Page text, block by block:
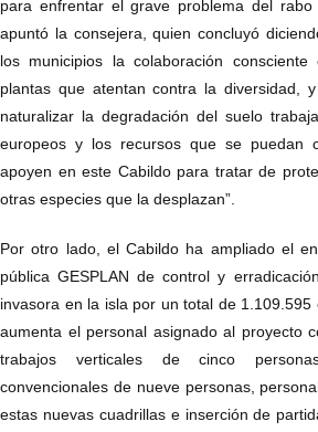
para enfrentar el grave problema del
apuntó la consejera, quien concluyó
los municipios la colaboración
plantas que atentan contra la diversidad,
naturalizar la degradación del suelo
europeos y los recursos que se puedan
apoyen en este Cabildo para tratar de
otras especies que la desplazan”.
Por otro lado, el Cabildo ha ampliado el
pública GESPLAN de control y
invasora en la isla por un total de
aumenta el personal asignado al proyecto
trabajos verticales de cinco
convencionales de nueve personas,
estas nuevas cuadrillas e inserción de